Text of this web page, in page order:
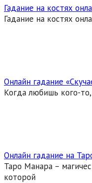
Гадание на костях
Гадание на костях
Онлайн гадание
Когда любишь кого-
Онлайн гадание на
Таро Манара –
которой